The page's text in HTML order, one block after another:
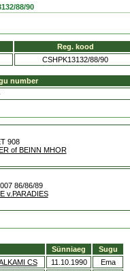
88/90
Reg. kood
CSHPK13132/88/90
number
908
of BEINN MHOR
86/86/89
v.PARADIES
Sünniaeg
Sugu
CS 11.10.1990
Ema